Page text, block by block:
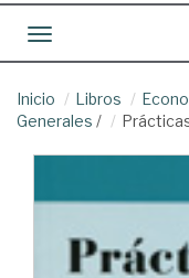
Toggle navigation
Inicio Libros
Generales /